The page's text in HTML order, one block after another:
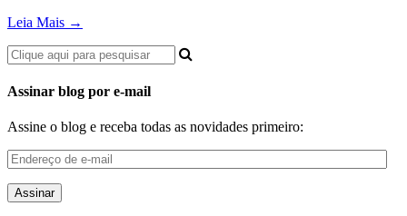
Leia Mais →
Assinar blog por e-mail
Assine o blog e receba todas as novidades primeiro:
Endereço
de
e-
mail